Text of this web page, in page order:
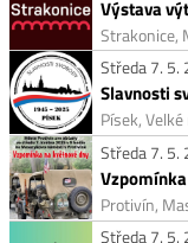
Výstava
Strakonice,
Středa 7. 5.
Slavnosti
Písek,
Středa 7. 5.
Protivín,
Středa 7.